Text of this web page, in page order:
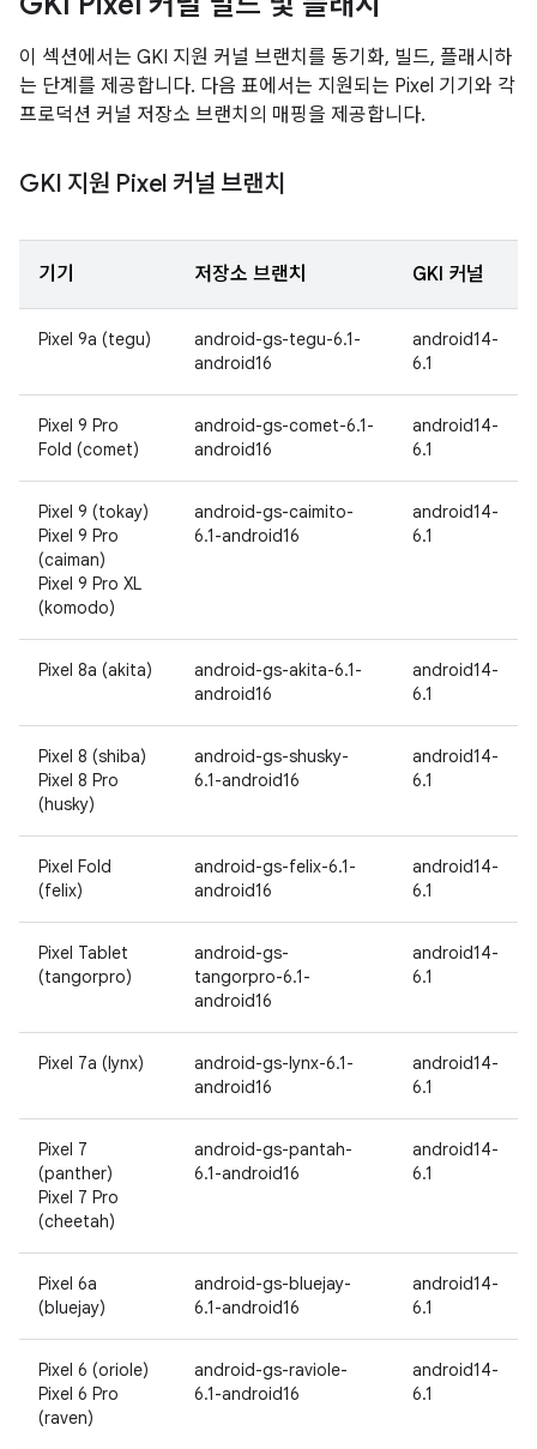
이 섹션에서는 GKI 지원 커널 브랜치를 동기화, 빌드, 플래시하
는 단계를 제공합니다. 다음 표에서는 지원되는 Pixel 기기와 각
프로덕션 커널 저장소 브랜치의 매핑을 제공합니다.
GKI 지원 Pixel 커널 브랜치
기기 저장소 브랜치 GKI 커널
Pixel 9a (tegu)
android-gs-tegu-6.1-
android16
android14-
6.1
Pixel 9 Pro
Fold (comet)
android-gs-comet-6.1-
android16
android14-
6.1
Pixel 9 (tokay)
Pixel 9 Pro
(caiman)
Pixel 9 Pro XL
(komodo)
android-gs-caimito-
6.1-android16
android14-
6.1
Pixel 8a (akita)
android-gs-akita-6.1-
android16
android14-
6.1
Pixel 8 (shiba)
Pixel 8 Pro
(husky)
android-gs-shusky-
6.1-android16
android14-
6.1
Pixel Fold
(felix)
android-gs-felix-6.1-
android16
android14-
6.1
Pixel Tablet
(tangorpro)
android-gs-
tangorpro-6.1-
android16
android14-
6.1
Pixel 7a (lynx)
android-gs-lynx-6.1-
android16
android14-
6.1
Pixel 7
(panther)
Pixel 7 Pro
(cheetah)
android-gs-pantah-
6.1-android16
android14-
6.1
Pixel 6a
(bluejay)
android-gs-bluejay-
6.1-android16
android14-
6.1
Pixel 6 (oriole)
Pixel 6 Pro
(raven)
android-gs-raviole-
6.1-android16
android14-
6.1